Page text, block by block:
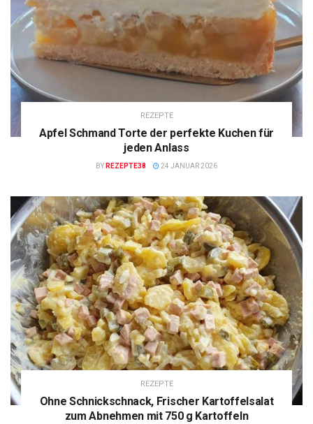
REZEPTE
Apfel Schmand Torte der perfekte Kuchen für
jeden Anlass
BY REZEPTE38 24 JANUAR 2026
REZEPTE
Ohne Schnickschnack, Frischer Kartoffelsalat
zum Abnehmen mit 750 g Kartoffeln